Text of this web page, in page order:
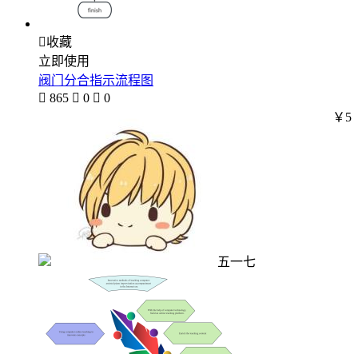
收藏
立即使用
阀门分合指示流程图
 865  0  0
五一七
￥5